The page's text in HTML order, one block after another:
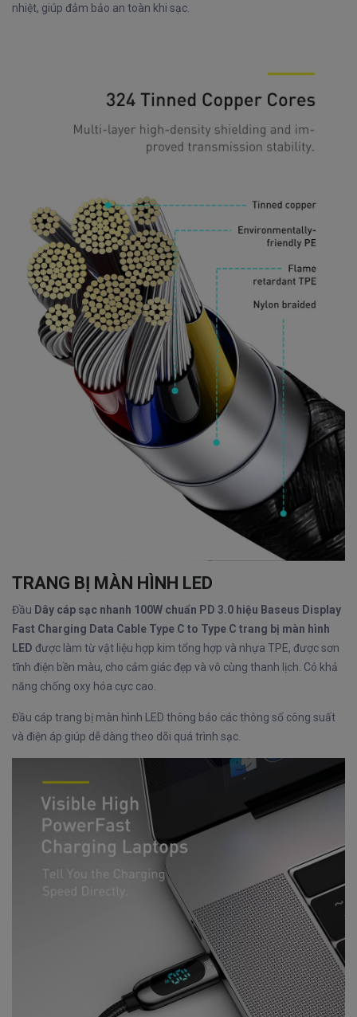
nhiệt, giúp đảm bảo an toàn khi sạc.
TRANG BỊ MÀN HÌNH LED
Đầu Dây cáp sạc nhanh 100W chuẩn PD 3.0 hiệu Baseus Display
Fast Charging Data Cable Type C to Type C trang bị màn hình
LED được làm từ vật liệu hợp kim tổng hợp và nhựa TPE, được sơn
tĩnh điện bền màu, cho cảm giác đẹp và vô cùng thanh lịch. Có khả
năng chống oxy hóa cực cao.
Đầu cáp trang bị màn hình LED thông báo các thông số công suất
và điện áp giúp dễ dàng theo dõi quá trình sạc.